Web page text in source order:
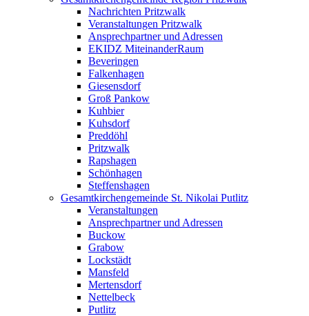
Nachrichten Pritzwalk
Veranstaltungen Pritzwalk
Ansprechpartner und Adressen
EKIDZ MiteinanderRaum
Beveringen
Falkenhagen
Giesensdorf
Groß Pankow
Kuhbier
Kuhsdorf
Preddöhl
Pritzwalk
Rapshagen
Schönhagen
Steffenshagen
Gesamtkirchengemeinde St. Nikolai Putlitz
Veranstaltungen
Ansprechpartner und Adressen
Buckow
Grabow
Lockstädt
Mansfeld
Mertensdorf
Nettelbeck
Putlitz